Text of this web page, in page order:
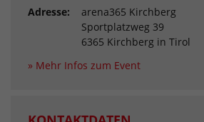
Adresse:
arena365 Kirchberg
Sportplatzweg 39
6365 Kirchberg in Tirol
» Mehr Infos zum Event